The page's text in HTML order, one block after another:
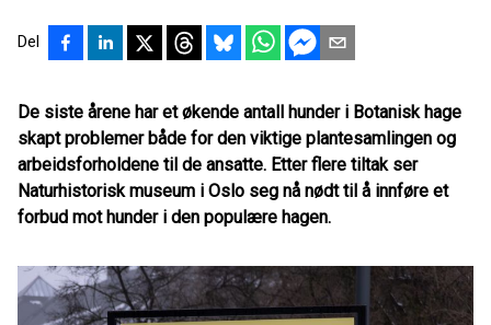
Del
De siste årene har et økende antall hunder i Botanisk hage
skapt problemer både for den viktige plantesamlingen og
arbeidsforholdene til de ansatte. Etter flere tiltak ser
Naturhistorisk museum i Oslo seg nå nødt til å innføre et
forbud mot hunder i den populære hagen.